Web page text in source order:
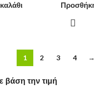
βάση την τιμή
1 2 3 4 →